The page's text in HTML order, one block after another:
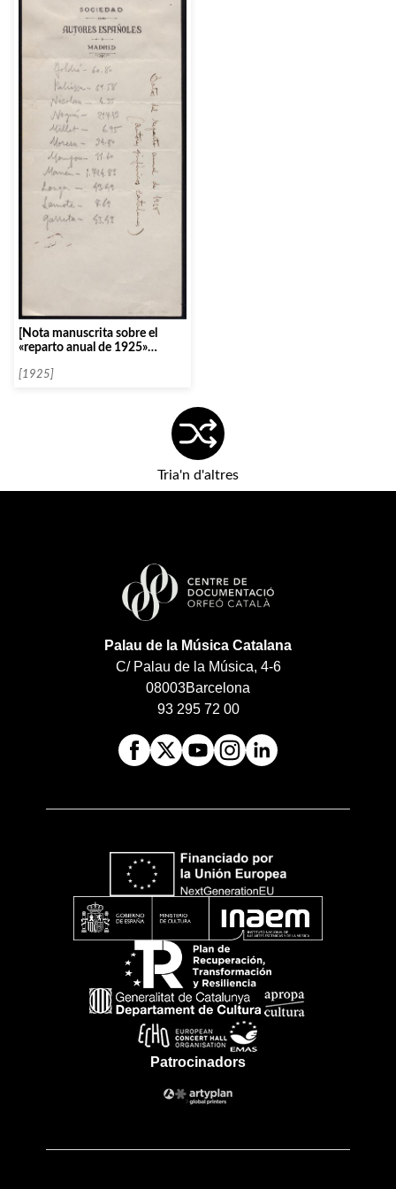
[Nota manuscrita sobre el
«reparto anual de 1925»
[1925]
Tria'n d'altres
Palau de la Música Catalana
C/ Palau de la Música, 4-6
08003Barcelona
93 295 72 00
Patrocinadors